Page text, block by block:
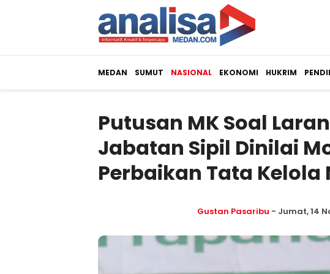
MEDAN SUMUT NASIONAL EKONOMI HUKRIM
Putusan MK Soal
Jabatan Sipil Dinilai
Perbaikan Tata Kelola
Gustan Pasaribu - Jumat, 14